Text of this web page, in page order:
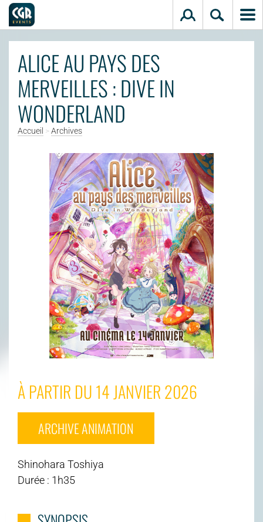
ALICE AU PAYS DES
MERVEILLES : DIVE IN
WONDERLAND
Accueil >Archives
À PARTIR DU 14 JANVIER 2026
ARCHIVE ANIMATION
Shinohara Toshiya
Durée : 1h35